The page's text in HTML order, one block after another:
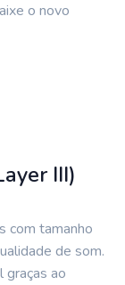
o novo
III)
com tamanho
de som.
ao